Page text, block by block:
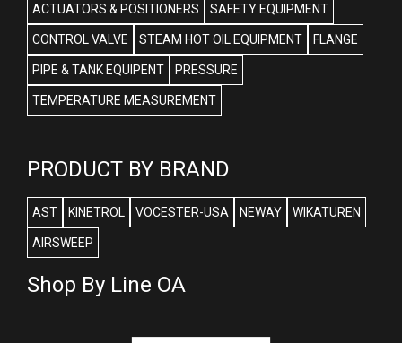
ACTUATORS & POSITIONERS SAFETY EQUIPMENT
CONTROL VALVE STEAM HOT OIL EQUIPMENT FLANGE
PIPE & TANK EQUIPENT PRESSURE
TEMPERATURE MEASUREMENT
PRODUCT BY BRAND
AST KINETROL VOCESTER-USA NEWAY WIKATUREN
AIRSWEEP
Shop By Line OA